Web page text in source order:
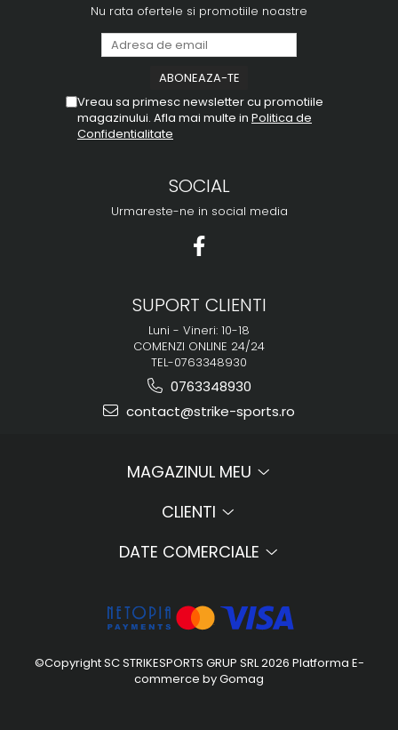
Nu rata ofertele si promotiile noastre
Vreau sa primesc newsletter cu promotiile
magazinului. Afla mai multe in Politica de
Confidentialitate
SOCIAL
Urmareste-ne in social media
SUPORT CLIENTI
Luni - Vineri: 10-18
COMENZI ONLINE 24/24
TEL-0763348930
0763348930
contact@strike-sports.ro
MAGAZINUL MEU
CLIENTI
DATE COMERCIALE
©Copyright SC STRIKESPORTS GRUP SRL 2026 Platforma E-
commerce by Gomag